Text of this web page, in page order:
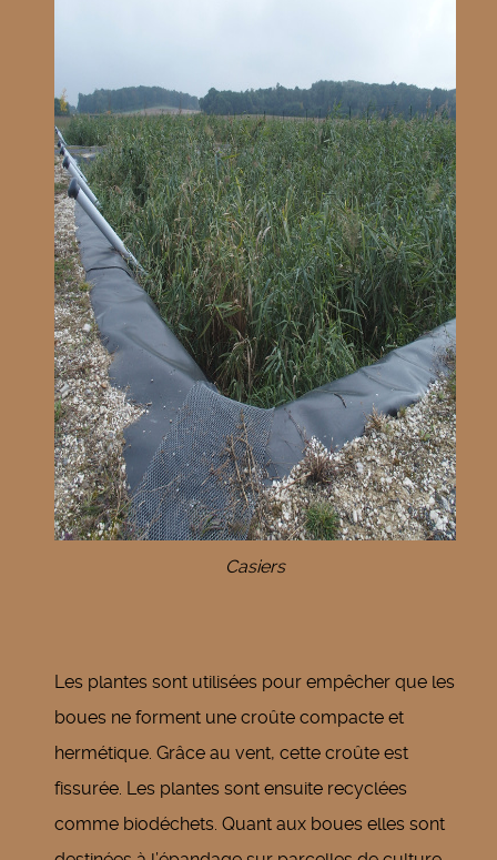
Casiers
Les plantes sont utilisées pour empêcher que les
boues ne forment une croûte compacte et
hermétique. Grâce au vent, cette croûte est
fissurée. Les plantes sont ensuite recyclées
comme biodéchets. Quant aux boues elles sont